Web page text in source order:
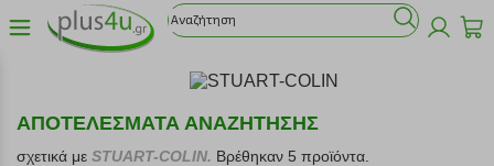
ΑΠΟΤΕΛΕΣΜΑΤΑ ΑΝΑΖΗΤΗΣΗΣ
σχετικά με STUART-COLIN. Βρέθηκαν 5 προϊόντα.